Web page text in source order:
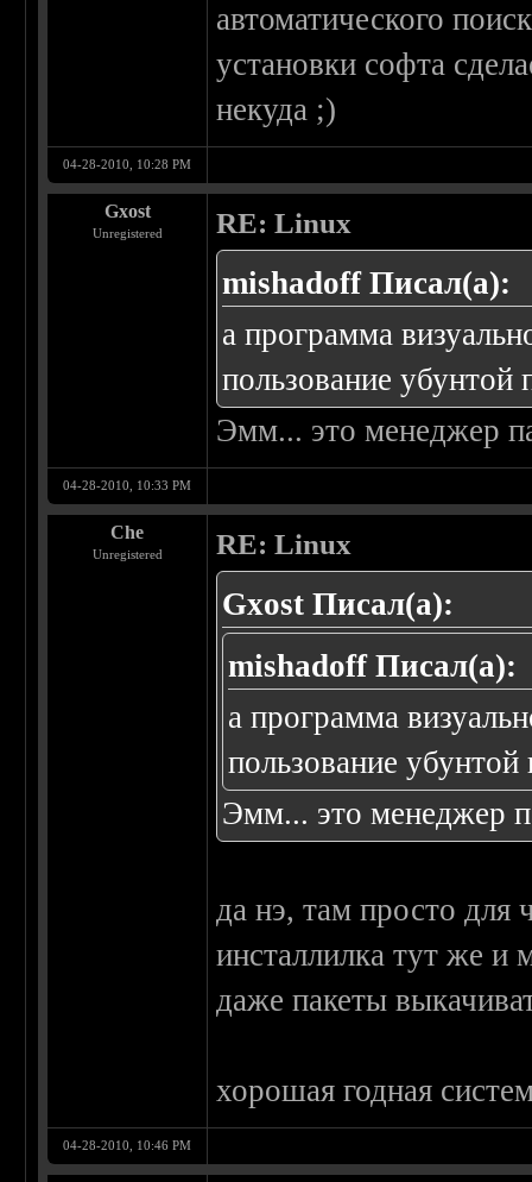
автоматического
установки софта
некуда ;)
04-28-2010, 10:28 PM
Gxost
Unregistered RE: Linux
mishadoff Писал(а):
а программа
пользование убунтой
Эмм... это менеджер
04-28-2010, 10:33 PM
Che
Unregistered RE: Linux
Gxost Писал(а):
mishadoff Писал(а):
а программа
пользование убунтой
Эмм... это менеджер
да нэ, там просто для
инсталлилка тут же и
даже пакеты
хорошая годная
04-28-2010, 10:46 PM